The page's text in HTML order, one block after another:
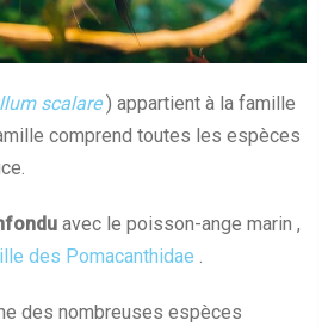
scalare) appartient à la famille
comprend toutes les espèces
avec le poisson-ange marin ,
des Pomacanthidae .
des nombreuses espèces